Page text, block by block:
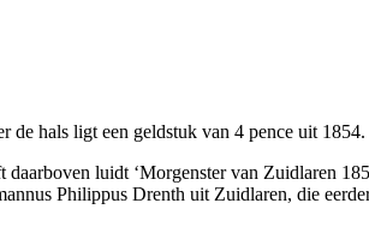
hals ligt een geldstuk van 4 pence uit 1854.
luidt ‘Morgenster van Zuidlaren
Philippus Drenth uit Zuidlaren, die